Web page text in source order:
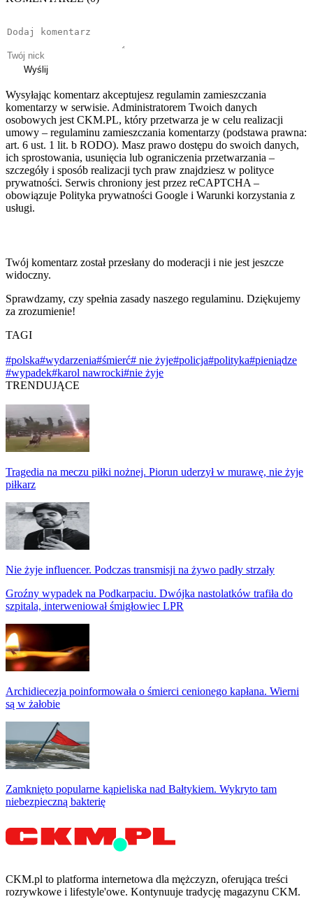
Wyślij
Wysyłając komentarz akceptujesz regulamin zamieszczania
komentarzy w serwisie. Administratorem Twoich danych
osobowych jest CKM.PL, który przetwarza je w celu realizacji
umowy – regulaminu zamieszczania komentarzy (podstawa prawna:
art. 6 ust. 1 lit. b RODO). Masz prawo dostępu do swoich danych,
ich sprostowania, usunięcia lub ograniczenia przetwarzania –
szczegóły i sposób realizacji tych praw znajdziesz w polityce
prywatności. Serwis chroniony jest przez reCAPTCHA –
obowiązuje Polityka prywatności Google i Warunki korzystania z
usługi.
Twój komentarz został przesłany do moderacji i nie jest jeszcze
widoczny.
Sprawdzamy, czy spełnia zasady naszego regulaminu. Dziękujemy
za zrozumienie!
TAGI
#polska#wydarzenia#śmierć# nie żyje#policja#polityka#pieniądze
#wypadek#karol nawrocki#nie żyje
TRENDUJĄCE
Tragedia na meczu piłki nożnej. Piorun uderzył w murawę, nie żyje
piłkarz
Nie żyje influencer. Podczas transmisji na żywo padły strzały
Groźny wypadek na Podkarpaciu. Dwójka nastolatków trafiła do
szpitala, interweniował śmigłowiec LPR
Archidiecezja poinformowała o śmierci cenionego kapłana. Wierni
są w żałobie
Zamknięto popularne kąpieliska nad Bałtykiem. Wykryto tam
niebezpieczną bakterię
CKM.pl to platforma internetowa dla mężczyzn, oferująca treści
rozrywkowe i lifestyle'owe. Kontynuuje tradycję magazynu CKM.